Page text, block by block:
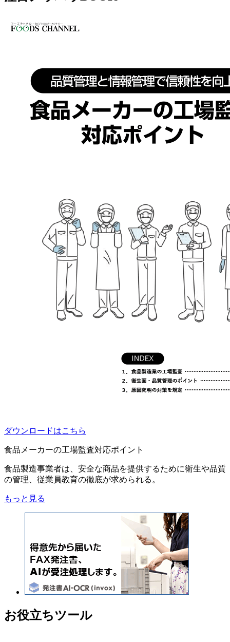
ダウンロードはこちら
食品メーカーの工場監査対応ポイント
食品製造事業者は、安全な商品を提供するために衛生や品質
の管理、従業員教育の徹底が求められる。
もっと見る
お役立ちツール